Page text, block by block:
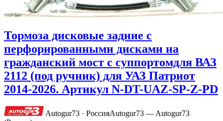
Тормоза дисковые задние с
перфорированными дисками на
гражданский мост с суппортомдля ВАЗ
2112 (под ручник) для УАЗ Патриот
2014-2026. Артикул N-DT-UAZ-SP-Z-PD
Autogur73 · РоссияAutogur73 — Autogur73